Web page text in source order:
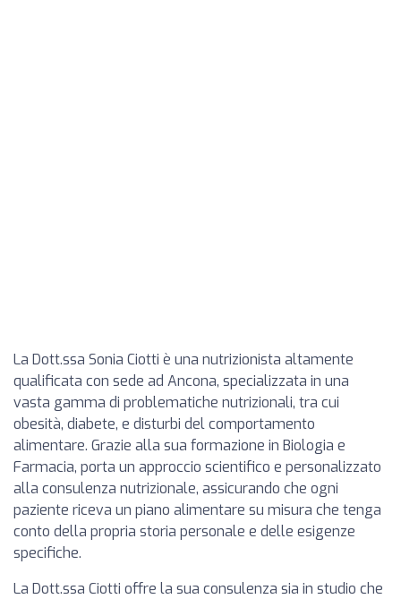
La Dott.ssa Sonia Ciotti è una nutrizionista altamente
qualificata con sede ad Ancona, specializzata in una
vasta gamma di problematiche nutrizionali, tra cui
obesità, diabete, e disturbi del comportamento
alimentare. Grazie alla sua formazione in Biologia e
Farmacia, porta un approccio scientifico e personalizzato
alla consulenza nutrizionale, assicurando che ogni
paziente riceva un piano alimentare su misura che tenga
conto della propria storia personale e delle esigenze
specifiche.
La Dott.ssa Ciotti offre la sua consulenza sia in studio che